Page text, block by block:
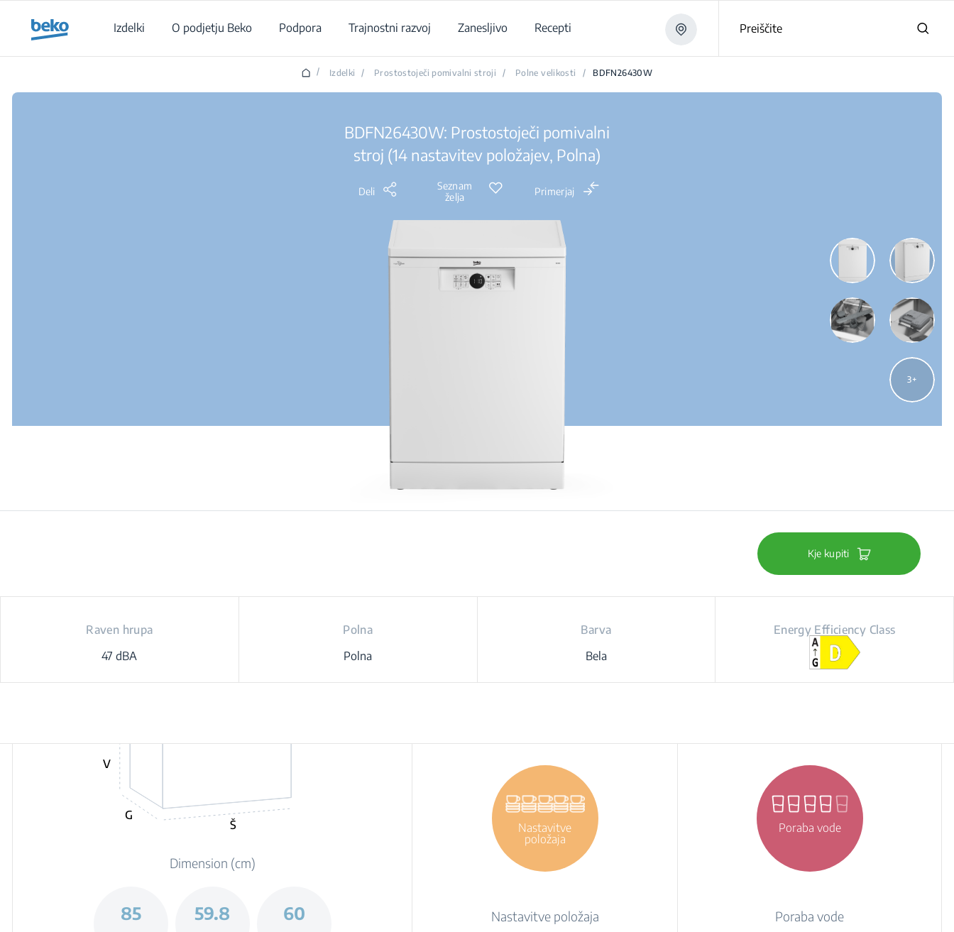
Izdelki
O podjetju Beko Podpora Trajnostni razvoj Zanesljivo Recepti Preiščite
/ Izdelki / Prostostoječi pomivalni stroji / Polne velikosti / BDFN26430W
BDFN26430W: Prostostoječi pomivalni
stroj (14 nastavitev položajev, Polna)
Deli
Seznam
želja
Primerjaj
3
Kje kupiti
Raven hrupa
47 dBA
Polna
Polna
Barva
Bela
Energy Efficiency Class
V
G
Š
Dimension (cm)
85 59.8 60
Nastavitve
položaja
Nastavitve položaja
Poraba vode
Poraba vode